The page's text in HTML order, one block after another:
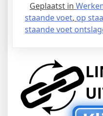
Geplaatst in
staande voet, op
staande voet